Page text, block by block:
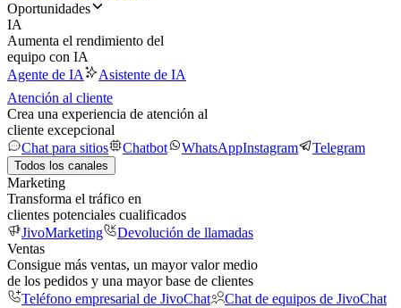
Oportunidades
IA
Aumenta el rendimiento del
equipo con IA
Agente de IA
Asistente de IA
Atención al cliente
Crea una experiencia de atención al
cliente excepcional
Chat para sitios
Chatbot WhatsAppInstagram Telegram
Todos los canales
Marketing
Transforma el tráfico en
clientes potenciales cualificados
JivoMarketing
Devolución de llamadas
Ventas
Consigue más ventas, un mayor valor medio
de los pedidos y una mayor base de clientes
Teléfono empresarial de JivoChat
Chat de equipos de JivoChat